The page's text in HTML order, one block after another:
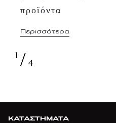
προϊόντα
Περισσότερα
1 / 4
ΚΑΤΑΣΤΗΜΑΤΑ